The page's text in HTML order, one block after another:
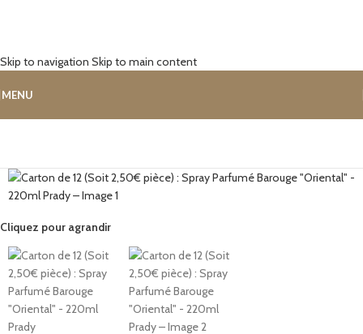
Skip to navigation Skip to main content
MENU
Cliquez pour agrandir